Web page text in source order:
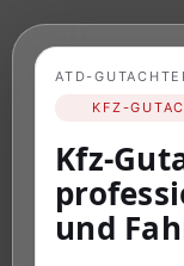
ATD-
KFZ-
Kfz-
und